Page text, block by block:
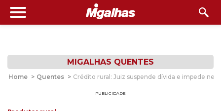
MIGALHAS QUENTES
Home > Quentes > Crédito rural: Juiz suspende dívida e impede
PUBLICIDADE